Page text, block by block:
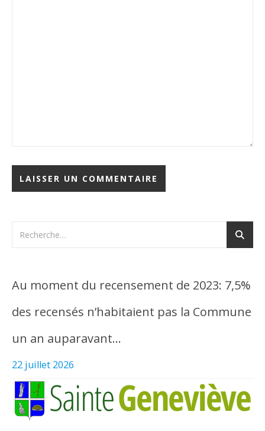
Au moment du recensement de 2023: 7,5%
des recensés n’habitaient pas la Commune
un an auparavant…
22 juillet 2026